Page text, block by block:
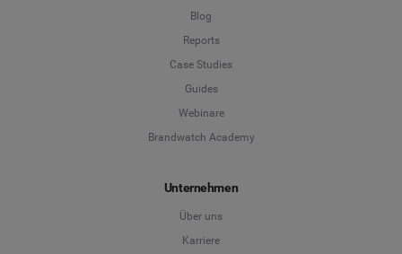
Blog
Reports
Case Studies
Guides
Webinare
Brandwatch Academy
Unternehmen
Über uns
Karriere